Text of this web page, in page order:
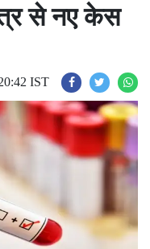
से नए केस
IST